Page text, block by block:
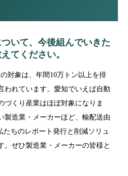
いて、今後組んでいきた
てください。
対象は、年間10万トン以上を排
われています。愛知でいえば自動
づくり産業はほぼ対象になりま
製造業・メーカーほど、輸配送由
たちのレポート発行と削減ソリュ
。ぜひ製造業・メーカーの皆様と